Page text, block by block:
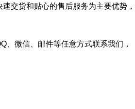
交货和贴心的售后服务为主要优势，
、微信、邮件等任意方式联系我们，